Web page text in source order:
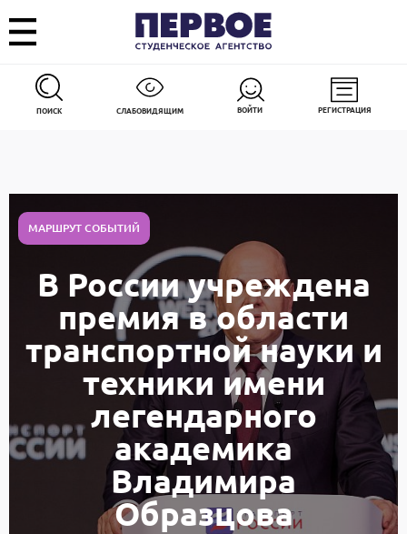
ПОИСК СЛАБОВИДЯЩИМ ВОЙТИ РЕГИСТРАЦИЯ
МАРШРУТ СОБЫТИЙ
В России учреждена
премия в области
транспортной науки и
техники имени
легендарного
академика
Владимира
Образцова